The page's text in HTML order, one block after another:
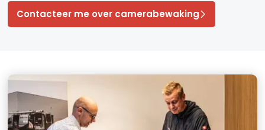
Contacteer me over camerabewaking